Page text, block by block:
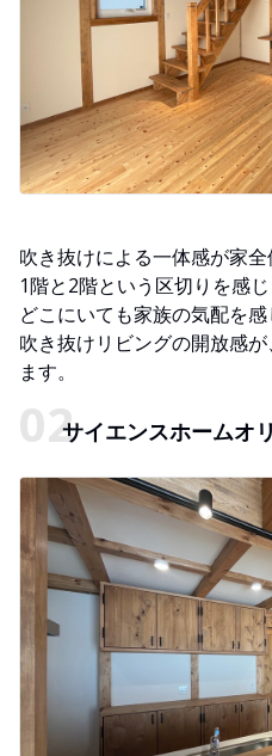
吹き抜けによる一体感が家全
1階と2階という区切りを感じ
どこにいても家族の気配を感
吹き抜けリビングの開放感
ます。
サイエンスホームオ